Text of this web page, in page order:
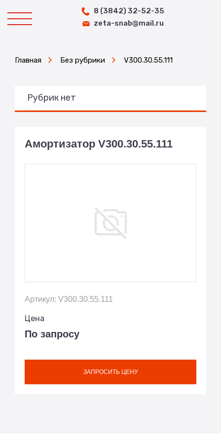
8 (3842) 32-52-35
zeta-snab@mail.ru
Главная Без рубрики V300.30.55.111
Рубрик нет
Амортизатор V300.30.55.111
Артикул: V300.30.55.111
Цена
По запросу
ЗАПРОСИТЬ ЦЕНУ